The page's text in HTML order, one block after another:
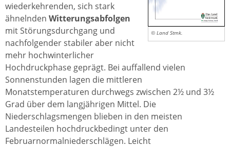
© Land Stmk.
wiederkehrenden, sich stark
ähnelnden Witterungsabfolgen
mit Störungsdurchgang und
nachfolgender stabiler aber nicht
mehr hochwinterlicher
Hochdruckphase geprägt. Bei auffallend vielen
Sonnenstunden lagen die mittleren
Monatstemperaturen durchwegs zwischen 2½ und 3½
Grad über dem langjährigen Mittel. Die
Niederschlagsmengen blieben in den meisten
Landesteilen hochdruckbedingt unter den
Februarnormalniederschlägen. Leicht